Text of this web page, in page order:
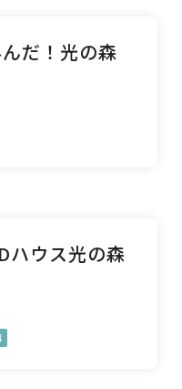
だ！光の森
ウス光の森